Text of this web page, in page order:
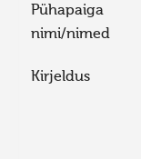
Pühapaiga
nimi/nimed
Kirjeldus